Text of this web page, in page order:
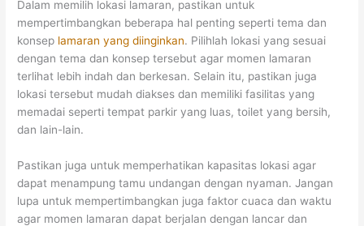
Dalam memilih lokasi lamaran, pastikan untuk
mempertimbangkan beberapa hal penting seperti tema dan
konsep lamaran yang diinginkan. Pilihlah lokasi yang sesuai
dengan tema dan konsep tersebut agar momen lamaran
terlihat lebih indah dan berkesan. Selain itu, pastikan juga
lokasi tersebut mudah diakses dan memiliki fasilitas yang
memadai seperti tempat parkir yang luas, toilet yang bersih,
dan lain-lain.
Pastikan juga untuk memperhatikan kapasitas lokasi agar
dapat menampung tamu undangan dengan nyaman. Jangan
lupa untuk mempertimbangkan juga faktor cuaca dan waktu
agar momen lamaran dapat berjalan dengan lancar dan